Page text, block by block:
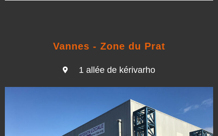
Vannes - Zone du Prat
1 allée de kérivarho